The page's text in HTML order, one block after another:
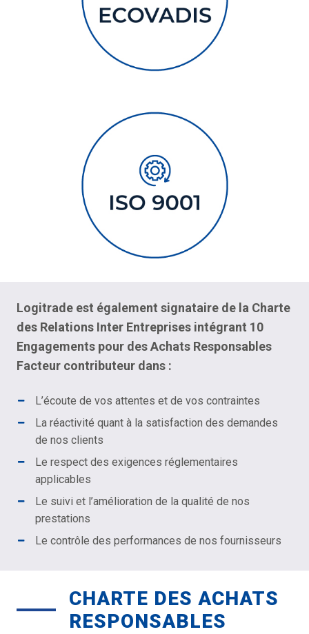
Logitrade est également signataire de la Charte
des Relations Inter Entreprises intégrant 10
Engagements pour des Achats Responsables
Facteur contributeur dans :
L’écoute de vos attentes et de vos contraintes
La réactivité quant à la satisfaction des demandes
de nos clients
Le respect des exigences réglementaires
applicables
Le suivi et l’amélioration de la qualité de nos
prestations
Le contrôle des performances de nos fournisseurs
CHARTE DES ACHATS
RESPONSABLES